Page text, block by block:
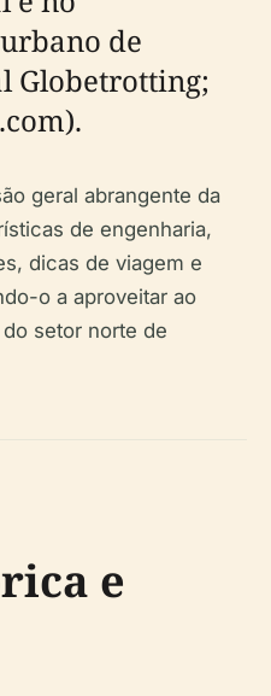
de
Globetrotting;
geral abrangente da
de engenharia,
dicas de viagem e
o a aproveitar ao
setor norte de
e